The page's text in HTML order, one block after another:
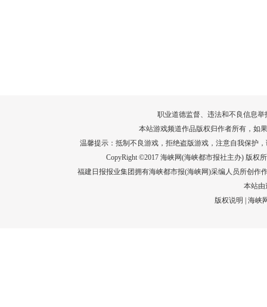
职业道德监督、违法和不良信息举
本站游戏频道作品版权归作者所有，如
温馨提示：抵制不良游戏，拒绝盗版游戏，注意自我保护
CopyRight ©2017 海峡网(海峡都市报社主办) 版权
福建日报报业集团拥有海峡都市报(海峡网)采编人员所创作
本站由
版权说明
|海峡